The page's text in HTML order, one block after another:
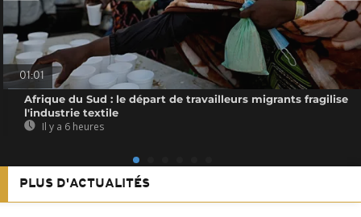
01:01
Afrique du Sud : le départ de travailleurs migrants fragilise
l'industrie textile
Il y a 6 heures
PLUS D'ACTUALITÉS